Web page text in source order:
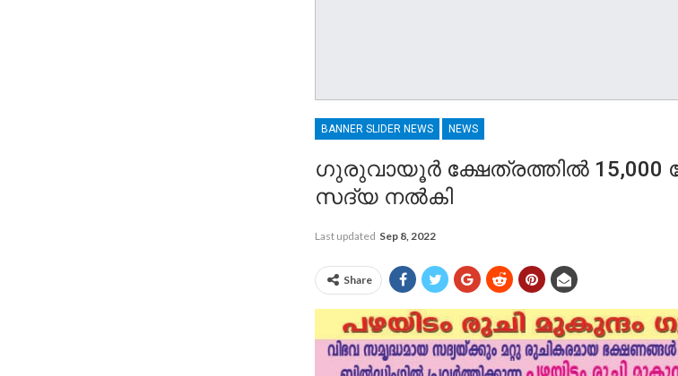
BANNER SLIDER NEWS NEWS
ഗുരുവായൂർ ക്ഷേത്രത്തിൽ 15,000
സദ്യ നൽകി
Last updated Sep 8, 2022
Share